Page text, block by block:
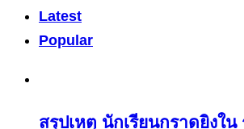
Latest
Popular
สรุปเหตุ นักเรียนกราดยิงใ